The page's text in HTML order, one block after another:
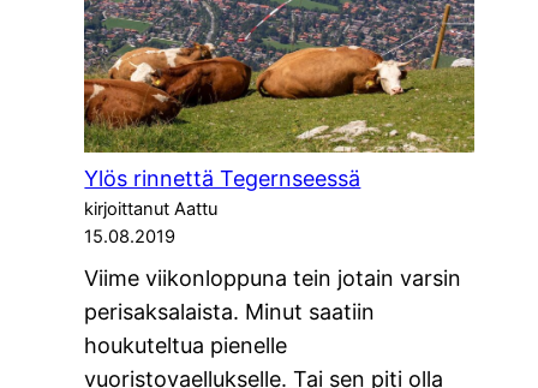
Ylös rinnettä Tegernseessä
kirjoittanut Aattu
15.08.2019
Viime viikonloppuna tein jotain varsin
perisaksalaista. Minut saatiin
houkuteltua pienelle
vuoristovaellukselle. Tai sen piti olla